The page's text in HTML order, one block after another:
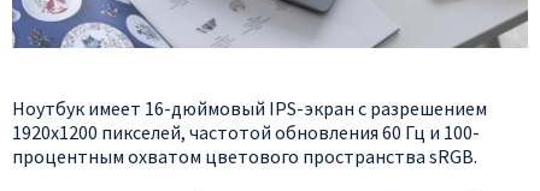
Ноутбук имеет 16-дюймовый IPS-экран с разрешением
1920x1200 пикселей, частотой обновления 60 Гц и 100-
процентным охватом цветового пространства sRGB.